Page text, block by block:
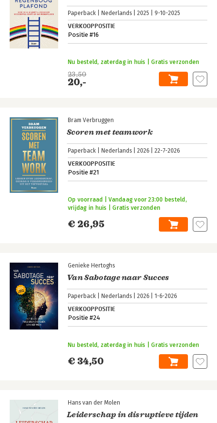
Paperback Nederlands 2025 9-10-2025
VERKOOPPOSITIE
Positie #16
23,50
20,-
Nu besteld, zaterdag in huis | Gratis verzonden
Bram Verbruggen
Scoren met teamwork
Paperback Nederlands 2026 22-7-2026
VERKOOPPOSITIE
Positie #21
€ 26,95
Op voorraad | Vandaag voor 23:00 besteld,
vrijdag in huis | Gratis verzonden
Genieke Hertoghs
Van Sabotage naar Succes
Paperback Nederlands 2026 1-6-2026
VERKOOPPOSITIE
Positie #24
€ 34,50
Nu besteld, zaterdag in huis | Gratis verzonden
Hans van der Molen
Leiderschap in disruptieve tijden